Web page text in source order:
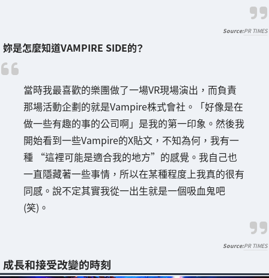
PR TIMES
妳是怎麼知道VAMPIRE SIDE的？
當時我最喜歡的樂團做了一場VR現場演出，而負責
那場活動企劃的就是Vampire株式會社。「好像是在
做一些有趣的事的公司啊」是我的第一印象。然後我
開始看到一些Vampire的X貼文，不知為何，我有一
種 “這裡可能是適合我的地方”的感覺。我自己也
一直隱藏著一些事情，所以在某種程度上我真的很有
同感。說不定其實我從一出生就是一個吸血鬼吧
(笑)。
PR TIMES
成長和接受改變的時刻